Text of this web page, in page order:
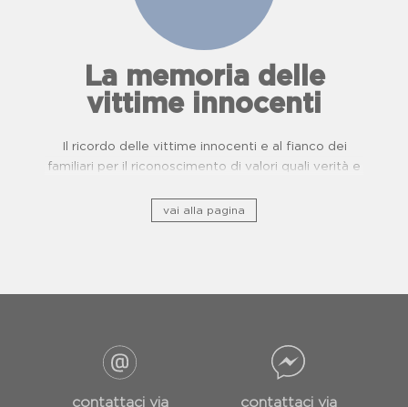
La memoria delle
vittime innocenti
Il ricordo delle vittime innocenti e al fianco dei
familiari per il riconoscimento di valori quali verità e
vai alla pagina
contattaci via contattaci via